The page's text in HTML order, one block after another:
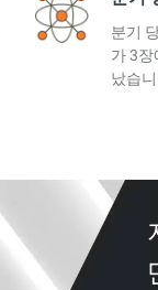
분기
가 3장
났습